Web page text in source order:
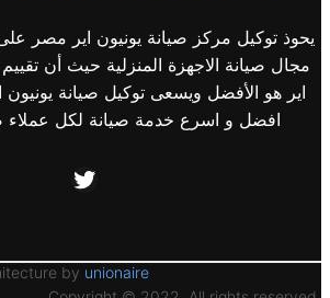
يحوذ توكيل مركز صيانة يونيون اير مصر على
مجال صيانة الاجهزة المنزلية حيث أن
اير هو الأفضل ويسعى توكيل صيانة
افضل و اسرع خدمة صيانة لكل عملاء
Twitter
by unionaire